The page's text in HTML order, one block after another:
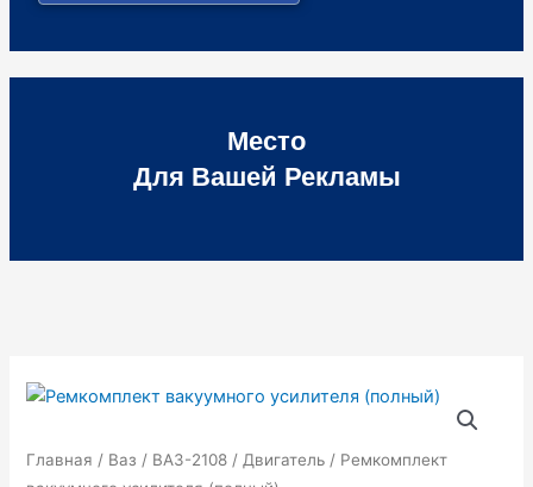
Место
Для Вашей Рекламы
Главная / Ваз / ВАЗ-2108 / Двигатель / Ремкомплект
Количество
Ремкомплект
вакуумного